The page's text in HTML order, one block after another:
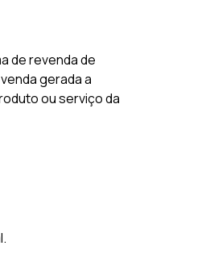
de revenda de
gerada a
ou serviço da